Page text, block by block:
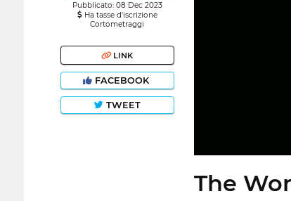
Pubblicato: 08 Dec 2023
Ha tasse d'iscrizione
Cortometraggi
LINK
FACEBOOK
TWEET
The